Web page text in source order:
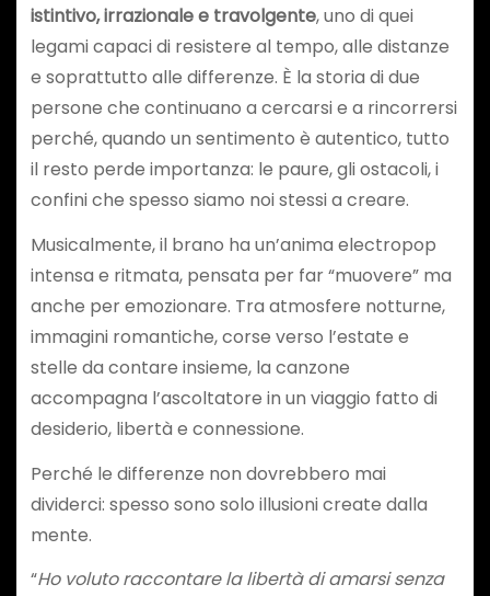
istintivo, irrazionale e travolgente, uno di quei
legami capaci di resistere al tempo, alle distanze
e soprattutto alle differenze. È la storia di due
persone che continuano a cercarsi e a rincorrersi
perché, quando un sentimento è autentico, tutto
il resto perde importanza: le paure, gli ostacoli, i
confini che spesso siamo noi stessi a creare.
Musicalmente, il brano ha un’anima electropop
intensa e ritmata, pensata per far “muovere” ma
anche per emozionare. Tra atmosfere notturne,
immagini romantiche, corse verso l’estate e
stelle da contare insieme, la canzone
accompagna l’ascoltatore in un viaggio fatto di
desiderio, libertà e connessione.
Perché le differenze non dovrebbero mai
dividerci: spesso sono solo illusioni create dalla
mente.
“Ho voluto raccontare la libertà di amarsi senza